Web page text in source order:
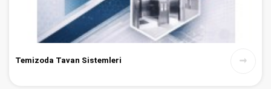
Temizoda Tavan Sistemleri